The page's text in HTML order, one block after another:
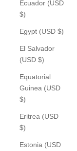
Ecuador (USD
$)
Egypt (USD $)
El Salvador
(USD $)
Equatorial
Guinea (USD
$)
Eritrea (USD
$)
Estonia (USD